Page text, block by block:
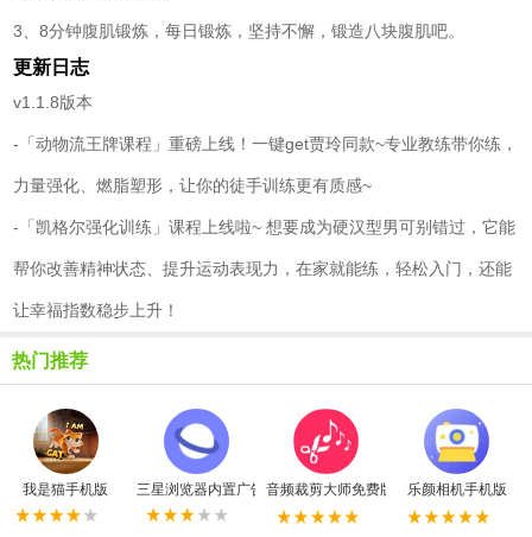
3、8分钟腹肌锻炼，每日锻炼，坚持不懈，锻造八块腹肌吧。
更新日志
v1.1.8版本
-「动物流王牌课程」重磅上线！一键get贾玲同款~专业教练带你练，
力量强化、燃脂塑形，让你的徒手训练更有质感~
-「凯格尔强化训练」课程上线啦~ 想要成为硬汉型男可别错过，它能
帮你改善精神状态、提升运动表现力，在家就能练，轻松入门，还能
让幸福指数稳步上升！
热门推荐
我是猫手机版 三星浏览器内置广告拦截器最新版
音频裁剪大师免费版 乐颜相机手机版